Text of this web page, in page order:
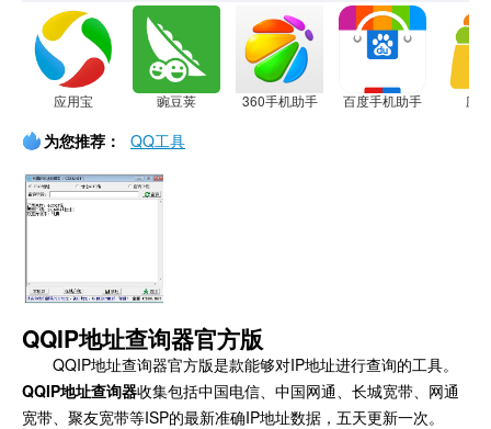
应用宝 豌豆荚 360手机助手 百度手机助手 应
为您推荐： QQ工具
QQIP地址查询器官方版
QQIP地址查询器官方版是款能够对IP地址进行查询的工具。
QQIP地址查询器收集包括中国电信、中国网通、长城宽带、网通
宽带、聚友宽带等ISP的最新准确IP地址数据，五天更新一次。